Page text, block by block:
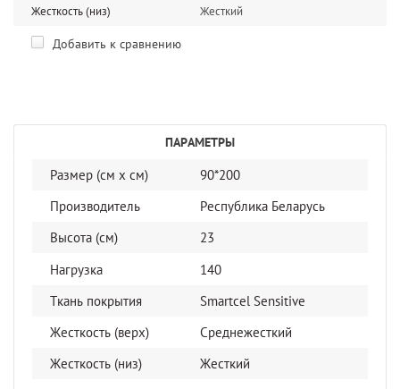
Жесткость (низ)
Жесткий
Добавить к сравнению
ПАРАМЕТРЫ
Размер (см x cм)
90*200
Производитель
Республика Беларусь
Высота (см)
23
Нагрузка
140
Ткань покрытия
Smartcel Sensitive
Жесткость (верх)
Среднежесткий
Жесткость (низ)
Жесткий